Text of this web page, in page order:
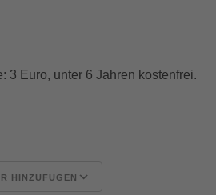
3 Euro, unter 6 Jahren kostenfrei.
HINZUFÜGEN